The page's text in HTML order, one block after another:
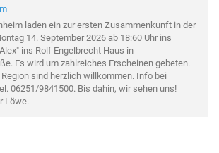
laden ein zur ersten Zusammenkunft in der
14. September 2026 ab 18:60 Uhr ins
ins Rolf Engelbrecht Haus in
Es wird um zahlreiches Erscheinen gebeten.
sind herzlich willkommen. Info bei
06251/9841500. Bis dahin, wir sehen uns!
Löwe.